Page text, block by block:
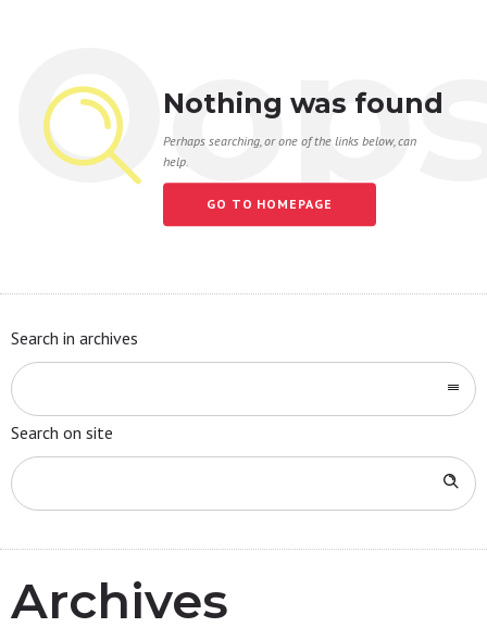
Nothing was found
Perhaps searching, or one of the links below, can
help.
GO TO HOMEPAGE
Search in archives
Search on site
Archives